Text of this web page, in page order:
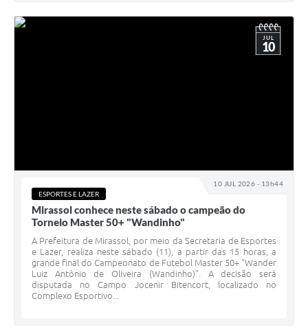
10 JUL 2026 - 13h44
JUL
10
ESPORTES E LAZER
Mirassol conhece neste sábado o campeão do
Torneio Master 50+ "Wandinho"
A Prefeitura de Mirassol, por meio da Secretaria de Esportes
e Lazer, realiza neste sábado (11), a partir das 15 horas, a
grande final do Campeonato de Futebol Master 50+ "Wander
Luiz Antônio de Oliveira (Wandinho)". A decisão será
disputada no Campo Jocenir Bitencort, localizado no
Complexo Esportivo...